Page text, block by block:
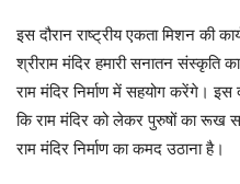
इस दौरान राष्ट्रीय एकता मिशन की
श्रीराम मंदिर हमारी सनातन
राम मंदिर निर्माण में सहयोग करेंगे।
कि राम मंदिर को लेकर पुरुषों का रूख
राम मंदिर निर्माण का कमद उठाना है।